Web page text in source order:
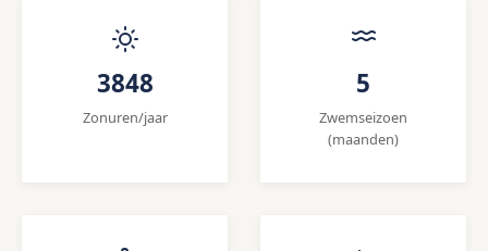
3848
Zonuren/jaar
5
Zwemseizoen
(maanden)